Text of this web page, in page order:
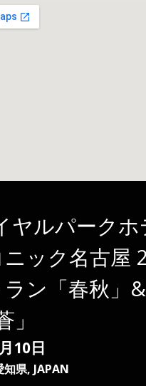
ヤルパークホ
ック名古屋
ン「春秋」&
」
10日
知県, JAPAN